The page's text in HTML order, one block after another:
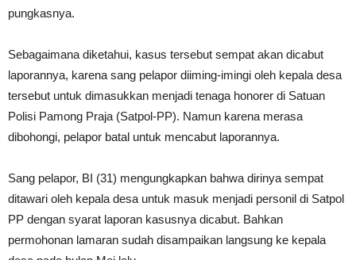
pungkasnya.
Sebagaimana diketahui, kasus tersebut sempat akan dicabut
laporannya, karena sang pelapor diiming-imingi oleh kepala desa
tersebut untuk dimasukkan menjadi tenaga honorer di Satuan
Polisi Pamong Praja (Satpol-PP). Namun karena merasa
dibohongi, pelapor batal untuk mencabut laporannya.
Sang pelapor, BI (31) mengungkapkan bahwa dirinya sempat
ditawari oleh kepala desa untuk masuk menjadi personil di Satpol
PP dengan syarat laporan kasusnya dicabut. Bahkan
permohonan lamaran sudah disampaikan langsung ke kepala